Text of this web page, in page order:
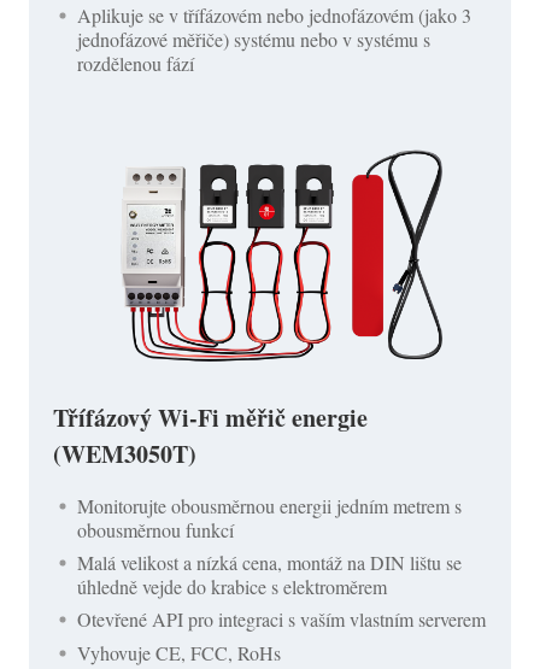
Aplikuje se v třífázovém nebo jednofázovém (jako 3
jednofázové měřiče) systému nebo v systému s
rozdělenou fází
Třífázový Wi-Fi měřič energie
(WEM3050T)
Monitorujte obousměrnou energii jedním metrem s
obousměrnou funkcí
Malá velikost a nízká cena, montáž na DIN lištu se
úhledně vejde do krabice s elektroměrem
Otevřené API pro integraci s vaším vlastním serverem
Vyhovuje CE, FCC, RoHs